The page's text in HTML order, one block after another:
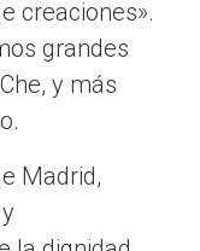
creaciones».
grandes
y más
Madrid,